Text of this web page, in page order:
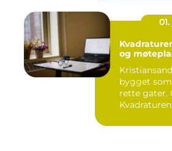
Kvadraturen bydel,
og
bygget
rette gater.